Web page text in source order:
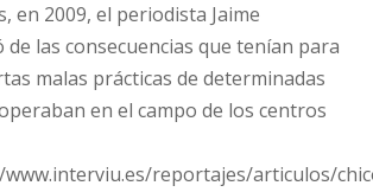
en 2009, el periodista Jaime
las consecuencias que tenían para
malas prácticas de determinadas
en el campo de los centros
reportajes/articulos/